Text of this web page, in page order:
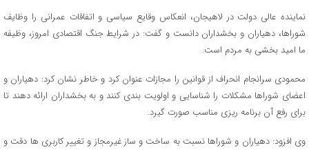
نماینده عالی دولت در لاهیجان، انعکاس وقایع سیاسی و اتفاقات عمرانی را وظایف
شوراها، دهیاران و بخشداران دانست و گفت: در شرایط جنگ اقتصادی امروز، وظیفه
ما امید بخشی به مردم است.
محمودی سرانجام انحراف از قوانین را مجازات عنوان کرد و خاطر نشان کرد: دهیاران و
اعضای شوراها مشکلات را شناسایی و اولویت بندی کنند و به بخشداران ارائه دهند تا
برای رفع آن برنامه ریزی مناسب صورت گیرد.
وی افزود: دهیاران و شوراها نسبت به ساخت و ساز غیرمجاز و تغییر کاربری ها دقت و